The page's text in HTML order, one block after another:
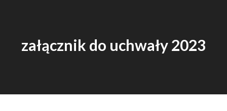
załącznik do uchwały 2023